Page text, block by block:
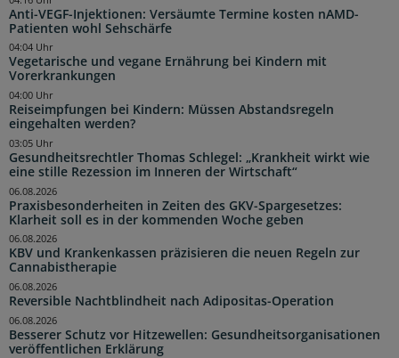
Anti-VEGF-Injektionen: Versäumte Termine kosten nAMD-
Patienten wohl Sehschärfe
Vegetarische und vegane Ernährung bei Kindern mit
Vorerkrankungen
04:04 Uhr
Reiseimpfungen bei Kindern: Müssen Abstandsregeln
eingehalten werden?
04:00 Uhr
Gesundheitsrechtler Thomas Schlegel: „Krankheit wirkt wie
eine stille Rezession im Inneren der Wirtschaft“
03:05 Uhr
Praxisbesonderheiten in Zeiten des GKV-Spargesetzes:
Klarheit soll es in der kommenden Woche geben
06.08.2026
KBV und Krankenkassen präzisieren die neuen Regeln zur
Cannabistherapie
06.08.2026
Reversible Nachtblindheit nach Adipositas-Operation
06.08.2026
Besserer Schutz vor Hitzewellen: Gesundheitsorganisationen
veröffentlichen Erklärung
06.08.2026